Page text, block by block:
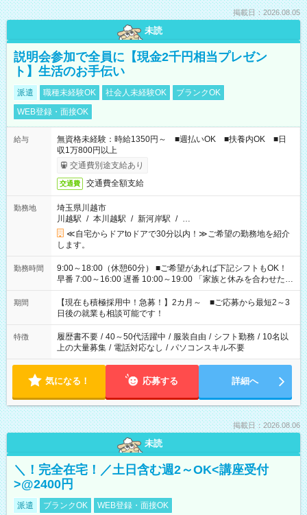
掲載日：2026.08.05
未読
説明会参加で全員に【現金2千円相当プレゼン
ト】生活のお手伝い
派遣 職種未経験OK 社会人未経験OK
ブランクOK
WEB登録・面接OK
給与
無資格未経験：時給1350円～ ■週払いOK ■扶養内OK ■日
収1万800円以上
交通費別途支給あり
交通費 交通費全額支給
勤務地
埼玉県川越市
川越駅 / 本川越駅 / 新河岸駅 / …
≪自宅からドアtoドアで30分以内！≫ご希望の勤務地を紹介
します。
勤務時間
9:00～18:00（休憩60分） ■ご希望があれば下記シフトもOK！
早番 7:00～16:00 遅番 10:00～19:00 「家族と休みを合わせた
い」 「余裕を持って夕飯の準備がしたい」 「できれば残業はし
たくない」 など、ご希望を教えてくださいね。 ※Wワーク希望
の方へ 今ご覧のお仕事で希望する勤務時間と、もう1つのお仕事
の勤務時間。 合計で週40時間を超える場合は応募できません。
期間
【現在も積極採用中！急募！】2カ月～ ■ご応募から最短2～3
日後の就業も相談可能です！
特徴 履歴書不要 / 40～50代活躍中 / 服装自由 / シフト勤務 / 10名以
上の大量募集 / 電話対応なし / パソコンスキル不要
気になる！ 応募する 詳細へ
掲載日：2026.08.06
未読
＼！完全在宅！／土日含む週2～OK<講座受付
>@2400円
派遣 ブランクOK WEB登録・面接OK